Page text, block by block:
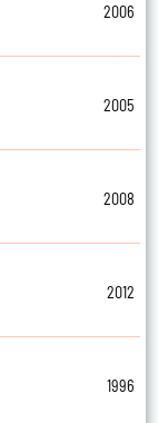
2006
2005
2008
2012
1996